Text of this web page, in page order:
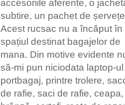
accesoriile aferente, o
subtire, un pachet de
Acest rucsac nu a încăput în
spațiul destinat bagajelor de
mana. Din motive evidente
să-mi pun niciodata laptop-
portbagaj, printre trolere,
de rafie, saci de rafie, ceapa,